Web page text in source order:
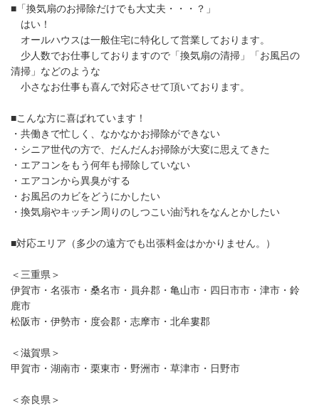
■「換気扇のお掃除だけでも大丈夫・・・？」
はい！
オールハウスは一般住宅に特化して営業しております。
少人数でお仕事しておりますので「換気扇の清掃」「お風呂の
清掃」などのような
小さなお仕事も喜んで対応させて頂いております。
■こんな方に喜ばれています！
・共働きで忙しく、なかなかお掃除ができない
・シニア世代の方で、だんだんお掃除が大変に思えてきた
・エアコンをもう何年も掃除していない
・エアコンから異臭がする
・お風呂のカビをどうにかしたい
・換気扇やキッチン周りのしつこい油汚れをなんとかしたい
■対応エリア（多少の遠方でも出張料金はかかりません。）
＜三重県＞
伊賀市・名張市・桑名市・員弁郡・亀山市・四日市市・津市・鈴
鹿市
松阪市・伊勢市・度会郡・志摩市・北牟婁郡
＜滋賀県＞
甲賀市・湖南市・栗東市・野洲市・草津市・日野市
＜奈良県＞